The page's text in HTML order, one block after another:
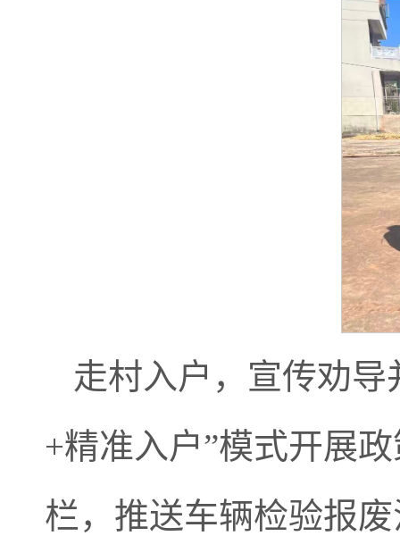
走村入户，宣传劝导
+精准入户”模式开展
栏，推送车辆检验报